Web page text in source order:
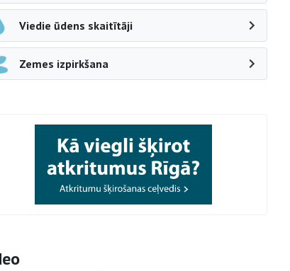
Viedie ūdens skaitītāji
Zemes izpirkšana